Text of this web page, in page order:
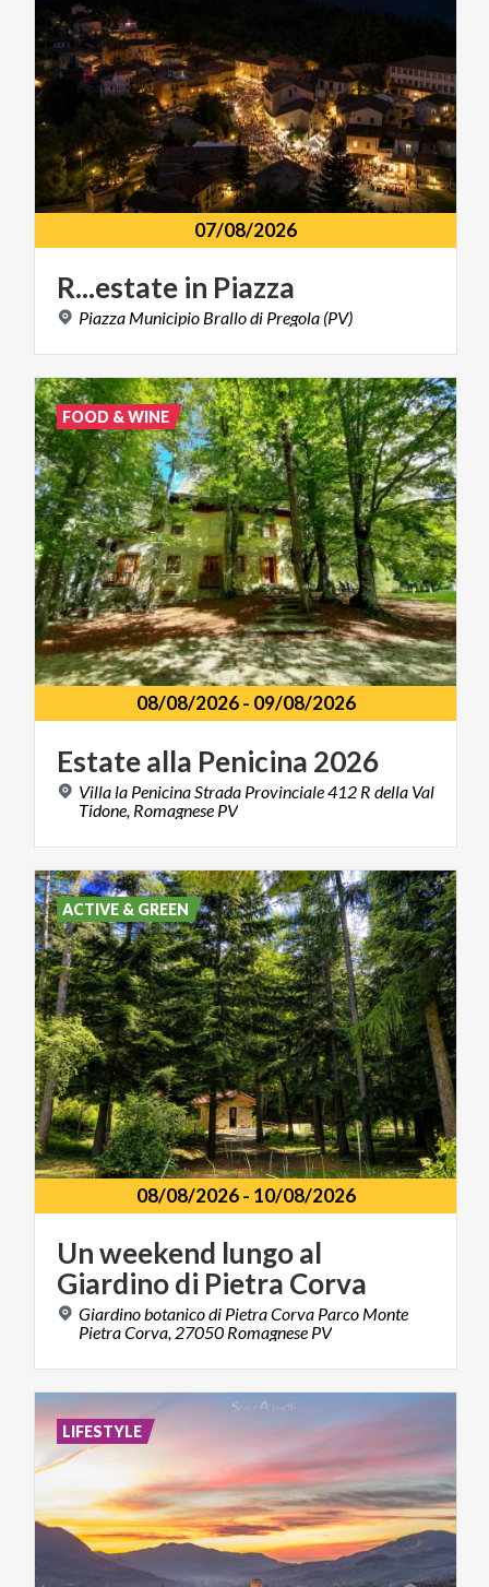
07/08/2026
R...estate in Piazza
Piazza Municipio Brallodi Pregola (PV)
08/08/2026- 09/08/2026
Estatealla Penicina 2026
Villa la Penicina Strada Provinciale 412 R della Val
Tidone, Romagnese PV
FOOD & WINE
08/08/2026- 10/08/2026
Unweekend lungoal
Giardinodi Pietra Corva
Giardino botanico di Pietra Corva Parco Monte
Pietra Corva, 27050 Romagnese PV
ACTIVE & GREEN
LIFESTYLE